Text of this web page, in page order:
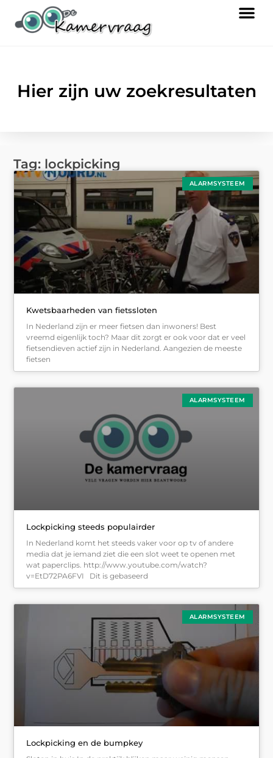
Hier zijn uw zoekresultaten
Tag: lockpicking
ALARMSYSTEEM
Kwetsbaarheden van fietssloten
In Nederland zijn er meer fietsen dan inwoners! Best
vreemd eigenlijk toch? Maar dit zorgt er ook voor dat er veel
fietsendieven actief zijn in Nederland. Aangezien de meeste
fietsen
ALARMSYSTEEM
Lockpicking steeds populairder
In Nederland komt het steeds vaker voor op tv of andere
media dat je iemand ziet die een slot weet te openen met
wat paperclips. http://www.youtube.com/watch?
v=EtD72PA6FVI Dit is gebaseerd
ALARMSYSTEEM
Lockpicking en de bumpkey